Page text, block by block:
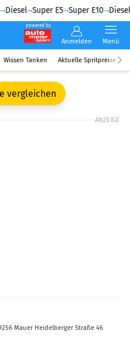
Diesel Super E5 Super E10 Diesel
powered by
Anmelden Menü
Wissen Tanken Aktuelle Spritpreise
vergleichen
ANZEIGE
Mauer Heidelberger Straße 46